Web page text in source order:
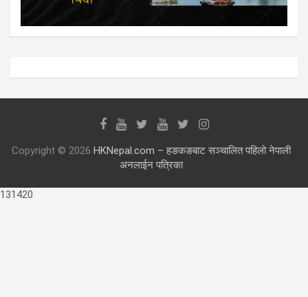
Copyright © 2026 HKNepal.com – हङकङबाट सञ्चालित पहिलो नेपाली
अनलाईन पत्रिका
131420